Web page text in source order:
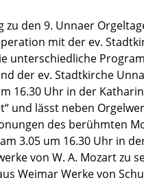
zu den 9. Unnaer
mit der ev.
unterschiedliche
der ev. Stadtkirche
16.30 Uhr in der
und lässt neben
des berühmten
3.05 um 16.30 Uhr in
von W. A. Mozart zu
Weimar Werke von